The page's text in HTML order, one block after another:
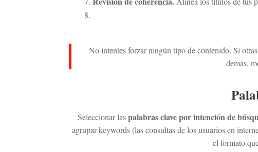
No intentes forzar ningún tipo de contenido. Si
demás,
Seleccionar laspalabras clave por intención de
agrupar keywords (las consultas de los usuarios en
el formato